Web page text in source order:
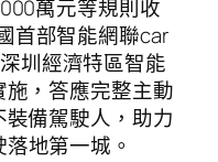
萬元等規則收
首部智能網聯car
圳經濟特區智能
，答應完整主動
備駕駛人，助力
地第一城。